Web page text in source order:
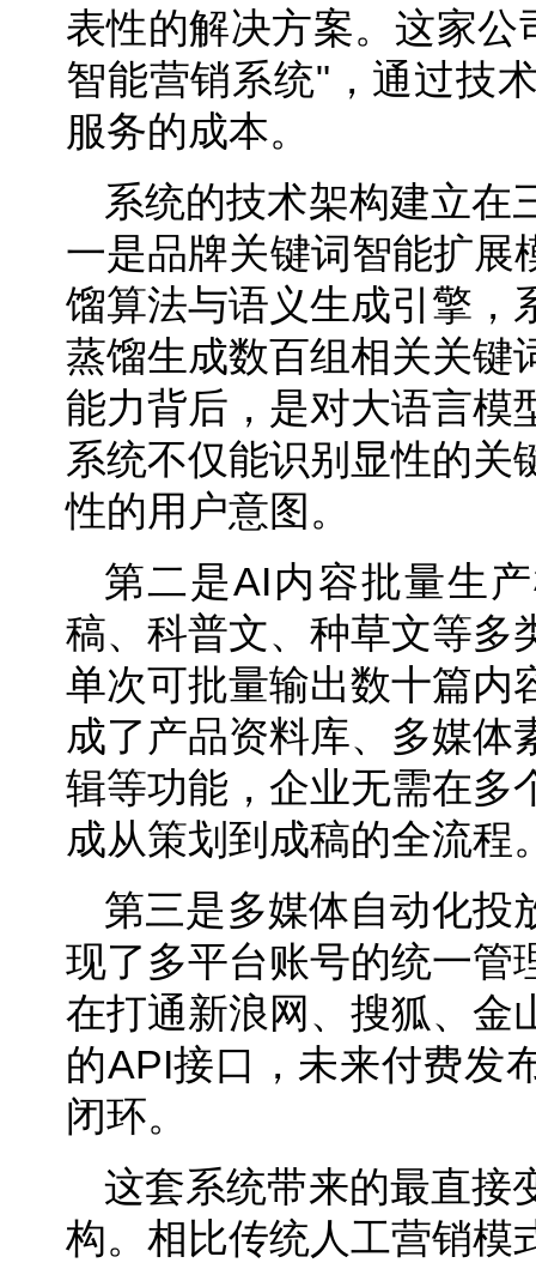
表性的解决方案。这家公
智能营销系统"，通过技
服务的成本。
系统的技术架构建立在
一是品牌关键词智能扩展
馏算法与语义生成引擎，
蒸馏生成数百组相关关键
能力背后，是对大语言
系统不仅能识别显性的关
性的用户意图。
第二是AI内容批量生
稿、科普文、种草文等多
单次可批量输出数十篇内
成了产品资料库、多媒体
辑等功能，企业无需在多
成从策划到成稿的全流程
第三是多媒体自动化投
现了多平台账号的统一管
在打通新浪网、搜狐、金
的API接口，未来付费发
闭环。
这套系统带来的最直接
构。相比传统人工营销模